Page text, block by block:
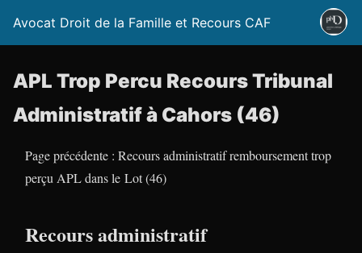
Avocat Droit de la Famille et Recours CAF
APL Trop Percu Recours Tribunal
Administratif à Cahors (46)
Page précédente : Recours administratif remboursement trop
perçu APL dans le Lot (46)
Recours administratif